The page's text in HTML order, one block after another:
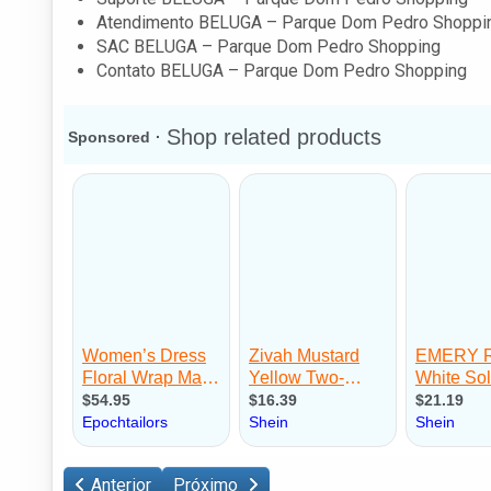
Atendimento BELUGA – Parque Dom Pedro
SAC BELUGA – Parque Dom Pedro Shopping
Contato BELUGA – Parque Dom Pedro Shopping
Anterior Próximo